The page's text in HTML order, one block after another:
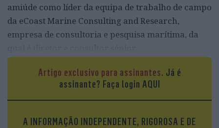
amiúde como líder da equipa de trabalho de campo
da eCoast Marine Consulting and Research,
empresa de consultoria e pesquisa marítima, da
Artigo exclusivo para assinantes. Já é
assinante? Faça login AQUI
A INFORMAÇÃO INDEPENDENTE, RIGOROSA E DE